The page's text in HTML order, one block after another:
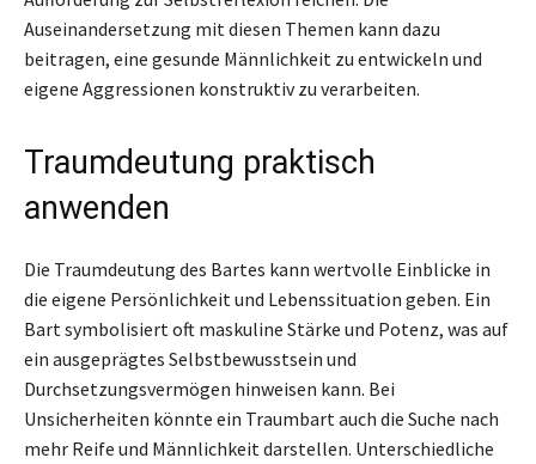
Auseinandersetzung mit diesen Themen kann dazu
beitragen, eine gesunde Männlichkeit zu entwickeln und
eigene Aggressionen konstruktiv zu verarbeiten.
Traumdeutung praktisch
anwenden
Die Traumdeutung des Bartes kann wertvolle Einblicke in
die eigene Persönlichkeit und Lebenssituation geben. Ein
Bart symbolisiert oft maskuline Stärke und Potenz, was auf
ein ausgeprägtes Selbstbewusstsein und
Durchsetzungsvermögen hinweisen kann. Bei
Unsicherheiten könnte ein Traumbart auch die Suche nach
mehr Reife und Männlichkeit darstellen. Unterschiedliche